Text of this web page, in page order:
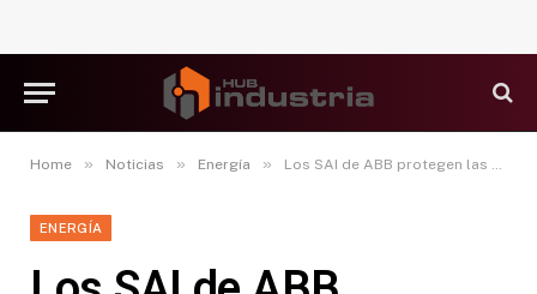
Home » Noticias » Energía » Los SAI de ABB protegen las operaciones y mantienen la continuidad de forma segura
ENERGÍA